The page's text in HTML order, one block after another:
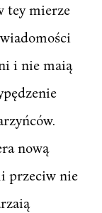
tey mierze
i nie maią
nową
przeciw nie